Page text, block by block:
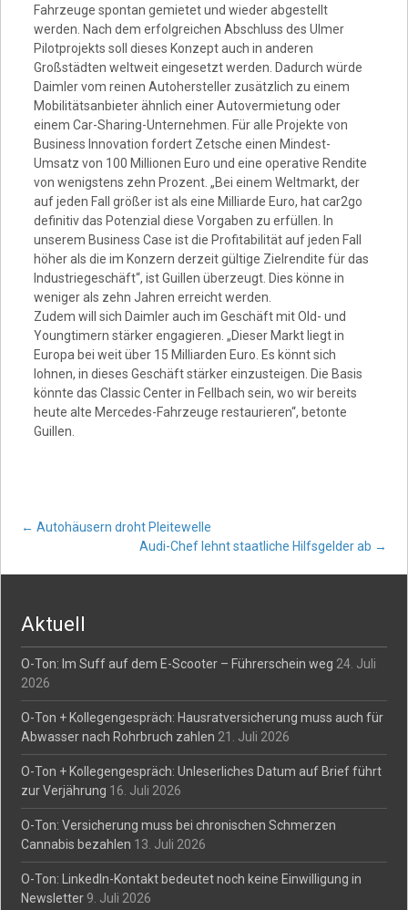
Fahrzeuge spontan gemietet und wieder abgestellt
werden. Nach dem erfolgreichen Abschluss des Ulmer
Pilotprojekts soll dieses Konzept auch in anderen
Großstädten weltweit eingesetzt werden. Dadurch würde
Daimler vom reinen Autohersteller zusätzlich zu einem
Mobilitätsanbieter ähnlich einer Autovermietung oder
einem Car-Sharing-Unternehmen. Für alle Projekte von
Business Innovation fordert Zetsche einen Mindest-
Umsatz von 100 Millionen Euro und eine operative Rendite
von wenigstens zehn Prozent. „Bei einem Weltmarkt, der
auf jeden Fall größer ist als eine Milliarde Euro, hat car2go
definitiv das Potenzial diese Vorgaben zu erfüllen. In
unserem Business Case ist die Profitabilität auf jeden Fall
höher als die im Konzern derzeit gültige Zielrendite für das
Industriegeschäft“, ist Guillen überzeugt. Dies könne in
weniger als zehn Jahren erreicht werden.
Zudem will sich Daimler auch im Geschäft mit Old- und
Youngtimern stärker engagieren. „Dieser Markt liegt in
Europa bei weit über 15 Milliarden Euro. Es könnt sich
lohnen, in dieses Geschäft stärker einzusteigen. Die Basis
könnte das Classic Center in Fellbach sein, wo wir bereits
heute alte Mercedes-Fahrzeuge restaurieren“, betonte
Guillen.
Post
← Autohäusern droht Pleitewelle
Audi-Chef lehnt staatliche Hilfsgelder ab →
Aktuell
O-Ton: Im Suff auf dem E-Scooter – Führerschein weg 24. Juli
2026
O-Ton + Kollegengespräch: Hausratversicherung muss auch für
Abwasser nach Rohrbruch zahlen 21. Juli 2026
O-Ton + Kollegengespräch: Unleserliches Datum auf Brief führt
zur Verjährung 16. Juli 2026
O-Ton: Versicherung muss bei chronischen Schmerzen
Cannabis bezahlen 13. Juli 2026
O-Ton: LinkedIn-Kontakt bedeutet noch keine Einwilligung in
Newsletter 9. Juli 2026